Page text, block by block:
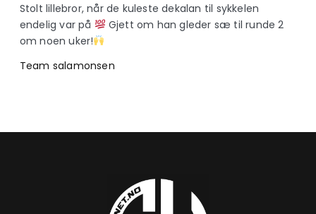
Stolt lillebror, når de kuleste dekalan til sykkelen
endelig var på
Gjett om han gleder sæ til runde 2
om noen uker!
Team salamonsen